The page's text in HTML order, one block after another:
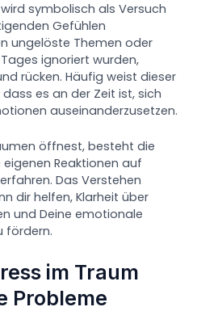
symbolisch als Versuch
Gefühlen
ungelöste Themen oder
ignoriert wurden,
rücken. Häufig weist dieser
es an der Zeit ist, sich
auseinanderzusetzen.
öffnest, besteht die
Reaktionen auf
Das Verstehen
dir helfen, Klarheit über
und Deine emotionale
fördern.
im Traum
Probleme